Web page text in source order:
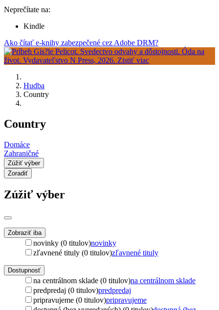
Neprečítate na:
Kindle
Ako čítať e-knihy zabezpečené cez Adobe DRM?
Hudba
Country
Country
Domáce
Zahraničné
Zúžiť výber
Zoradiť
Zúžiť výber
Zobraziť iba
novinky (0 titulov)novinky
zľavnené tituly (0 titulov)zľavnené tituly
Dostupnosť
na centrálnom sklade (0 titulov)na centrálnom sklade
predpredaj (0 titulov)predpredaj
pripravujeme (0 titulov)pripravujeme